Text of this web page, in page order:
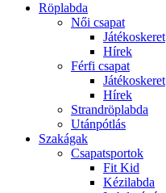
Röplabda
Női csapat
Játékoskeret
Hírek
Férfi csapat
Játékoskeret
Hírek
Strandröplabda
Utánpótlás
Szakágak
Csapatsportok
Fit Kid
Kézilabda